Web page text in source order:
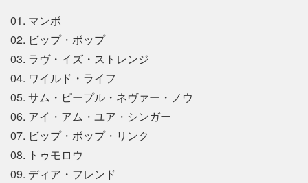
01. マンボ
02. ビップ・ボップ
03. ラヴ・イズ・ストレンジ
04. ワイルド・ライフ
05. サム・ピープル・ネヴァー・ノウ
06. アイ・アム・ユア・シンガー
07. ビップ・ボップ・リンク
08. トゥモロウ
09. ディア・フレンド